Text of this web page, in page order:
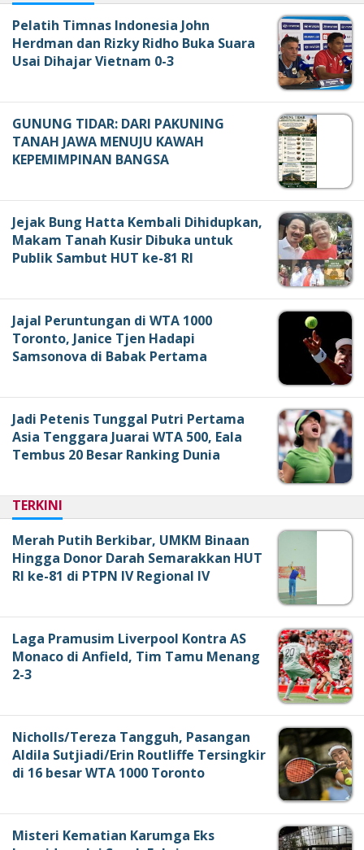
Pelatih Timnas Indonesia John
Herdman dan Rizky Ridho Buka Suara
Usai Dihajar Vietnam 0-3
GUNUNG TIDAR: DARI PAKUNING
TANAH JAWA MENUJU KAWAH
KEPEMIMPINAN BANGSA
Jejak Bung Hatta Kembali Dihidupkan,
Makam Tanah Kusir Dibuka untuk
Publik Sambut HUT ke-81 RI
Jajal Peruntungan di WTA 1000
Toronto, Janice Tjen Hadapi
Samsonova di Babak Pertama
Jadi Petenis Tunggal Putri Pertama
Asia Tenggara Juarai WTA 500, Eala
Tembus 20 Besar Ranking Dunia
TERKINI
Merah Putih Berkibar, UMKM Binaan
Hingga Donor Darah Semarakkan HUT
RI ke-81 di PTPN IV Regional IV
Laga Pramusim Liverpool Kontra AS
Monaco di Anfield, Tim Tamu Menang
2-3
Nicholls/Tereza Tangguh, Pasangan
Aldila Sutjiadi/Erin Routliffe Tersingkir
di 16 besar WTA 1000 Toronto
Misteri Kematian Karumga Eks